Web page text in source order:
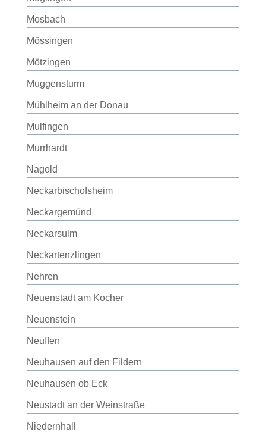
Mosbach
Mössingen
Mötzingen
Muggensturm
Mühlheim an der Donau
Mulfingen
Murrhardt
Nagold
Neckarbischofsheim
Neckargemünd
Neckarsulm
Neckartenzlingen
Nehren
Neuenstadt am Kocher
Neuenstein
Neuffen
Neuhausen auf den Fildern
Neuhausen ob Eck
Neustadt an der Weinstraße
Niedernhall